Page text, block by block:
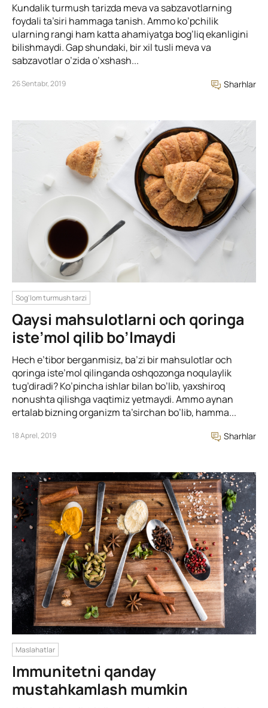
Kundalik turmush tarizda meva va sabzavotlarning
foydali ta’siri hammaga tanish. Ammo ko’pchilik
ularning rangi ham katta ahamiyatga bog’liq ekanligini
bilishmaydi. Gap shundaki, bir xil tusli meva va
sabzavotlar o’zida o’xshash...
26 Sentabr, 2019 Sharhlar
Sog'lom turmush tarzi
Qaysi mahsulotlarni och qoringa
iste’mol qilib bo’lmaydi
Hech e’tibor berganmisiz, ba’zi bir mahsulotlar och
qoringa iste’mol qilinganda oshqozonga noqulaylik
tug’diradi? Ko’pincha ishlar bilan bo’lib, yaxshiroq
nonushta qilishga vaqtimiz yetmaydi. Ammo aynan
ertalab bizning organizm ta’sirchan bo’lib, hamma...
18 Aprel, 2019 Sharhlar
Maslahatlar
Immunitetni qanday
mustahkamlash mumkin